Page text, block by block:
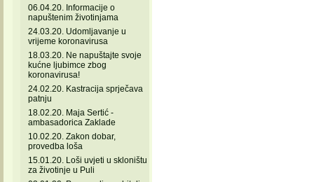
06.04.20. Informacije o
napuštenim životinjama
24.03.20. Udomljavanje u
vrijeme koronavirusa
18.03.20. Ne napuštajte svoje
kućne ljubimce zbog
koronavirusa!
24.02.20. Kastracija sprječava
patnju
18.02.20. Maja Sertić -
ambasadorica Zaklade
10.02.20. Zakon dobar,
provedba loša
15.01.20. Loši uvjeti u skloništu
za životinje u Puli